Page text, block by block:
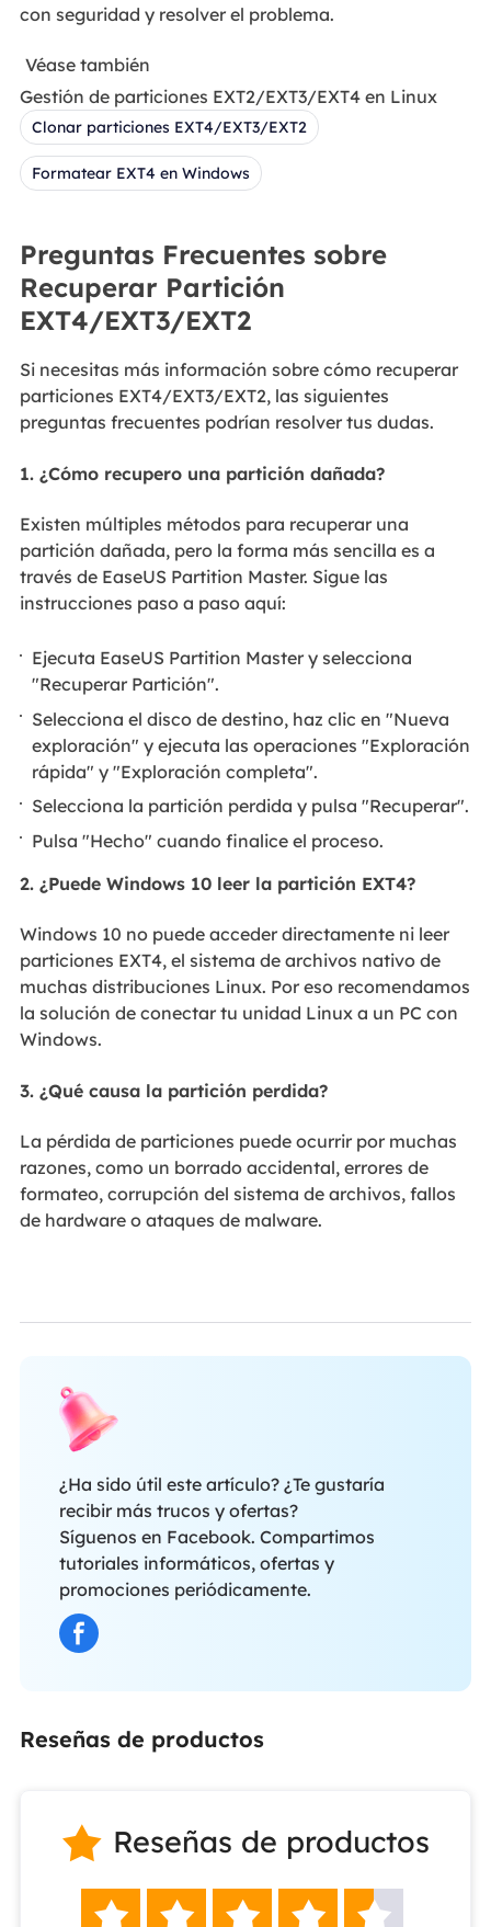
con seguridad y resolver el problema.
Véase también
Gestión de particiones EXT2/EXT3/EXT4 en Linux
Clonar particiones EXT4/EXT3/EXT2
Formatear EXT4 en Windows
Preguntas Frecuentes sobre
Recuperar Partición
EXT4/EXT3/EXT2
Si necesitas más información sobre cómo recuperar
particiones EXT4/EXT3/EXT2, las siguientes
preguntas frecuentes podrían resolver tus dudas.
1. ¿Cómo recupero una partición dañada?
Existen múltiples métodos para recuperar una
partición dañada, pero la forma más sencilla es a
través de EaseUS Partition Master. Sigue las
instrucciones paso a paso aquí:
Ejecuta EaseUS Partition Master y selecciona
"Recuperar Partición".
Selecciona el disco de destino, haz clic en "Nueva
exploración" y ejecuta las operaciones "Exploración
rápida" y "Exploración completa".
Selecciona la partición perdida y pulsa "Recuperar".
Pulsa "Hecho" cuando finalice el proceso.
2. ¿Puede Windows 10 leer la partición EXT4?
Windows 10 no puede acceder directamente ni leer
particiones EXT4, el sistema de archivos nativo de
muchas distribuciones Linux. Por eso recomendamos
la solución de conectar tu unidad Linux a un PC con
Windows.
3. ¿Qué causa la partición perdida?
La pérdida de particiones puede ocurrir por muchas
razones, como un borrado accidental, errores de
formateo, corrupción del sistema de archivos, fallos
de hardware o ataques de malware.
¿Ha sido útil este artículo? ¿Te gustaría
recibir más trucos y ofertas?
Síguenos en Facebook. Compartimos
tutoriales informáticos, ofertas y
promociones periódicamente.
Reseñas de productos
 Reseñas de productos
    